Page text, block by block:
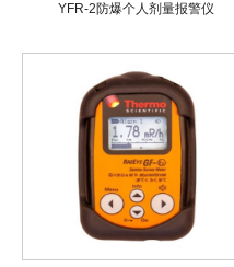
YFR-2防爆个人剂量报警仪